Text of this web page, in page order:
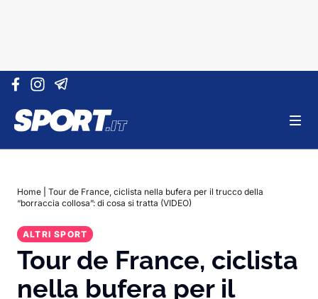
Vai al contenuto
Home
Tour de France, ciclista nella bufera per il trucco della
“borraccia collosa”: di cosa si tratta (VIDEO)
ALTRI SPORT
Tour de France, ciclista
nella bufera per il